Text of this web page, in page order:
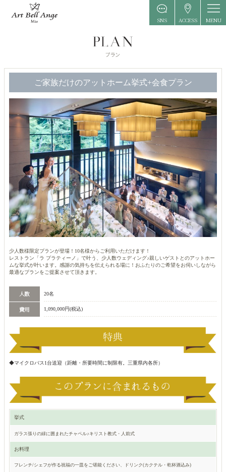
SNS ACCESS MENU
ご家族だけのアットホーム挙式+会食プラン
少人数様限定プランが登場！10名様からご利用いただけます！
レストラン「ラ プラティーノ」で叶う、少人数ウェディング♪親しいゲストとのアットホー
ムな挙式が叶います。感謝の気持ちを伝えられる場に！おふたりのご希望をお伺いしながら
最適なプランをご提案させて頂きます。
20名
1,090,000円(税込)
◆マイクロバス1台送迎（距離・所要時間に制限有。三重県内各所）
挙式
ガラス張りの緑に囲まれたチャペル♪キリスト教式・人前式
お料理
フレンチ/シェフが作る祝福の一皿をご堪能ください、ドリンク(カクテル・乾杯酒込み)